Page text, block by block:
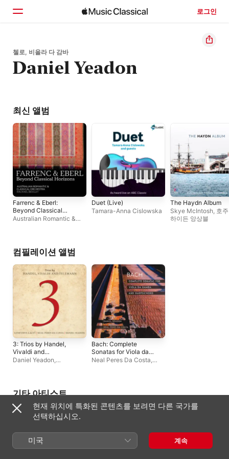
로그인
홈
둘러보기
첼로, 비올라 다 감바
Daniel Yeadon
최신 앨범
Farrenc & Eberl:
Beyond Classical
Horizons
Australian Romantic &
Duet (Live)
Tamara-Anna Cislowska
The Haydn Album
Skye McIntosh, 호주
하이든 앙상블
컴필레이션 앨범
3: Trios by Handel,
Vivaldi and
Telemann
Daniel Yeadon,
Bach: Complete
Sonatas for Viola da
Gamba and
Neal Peres Da Costa,
기타 아티스트
현재 위치에 특화된 콘텐츠를 보려면 다른 국가를
선택하십시오.
미국 계속